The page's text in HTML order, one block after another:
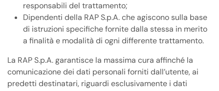
responsabili del trattamento;
Dipendenti della RAP S.p.A. che agiscono sulla base
di istruzioni specifiche fornite dalla stessa in merito
a finalità e modalità di ogni differente trattamento.
La RAP S.p.A. garantisce la massima cura affinché la
comunicazione dei dati personali forniti dall’utente, ai
predetti destinatari, riguardi esclusivamente i dati